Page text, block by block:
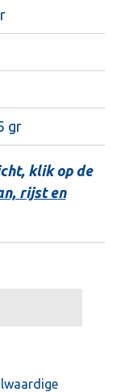
gr
klik op de
rijst en